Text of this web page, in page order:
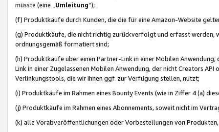
müsste (eine „ Umleitung“);
(f) Produktkäufe durch Kunden, die die für eine Amazon-Website
(g) Produktkäufe, die nicht richtig zurückverfolgt und erfasst werden,
ordnungsgemäß formatiert sind;
(h) Produktkäufe über einen Partner-Link in einer Mobilen
Link in einer Zugelassenen Mobilen Anwendung, der nicht Creators
Verlinkungstools, die wir Ihnen ggf. zur Verfügung stellen, nutzt;
(i) Produktkäufe im Rahmen eines Bounty Events (wie in Ziffer 4 (a)
(j) Produktkäufe im Rahmen eines Abonnements, soweit nicht im
(k) alle Vorabveröffentlichungen oder Vorbestellungen von